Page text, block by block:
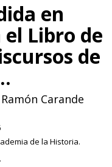
en
Libro de
de
Ramón Carande
de la Historia.